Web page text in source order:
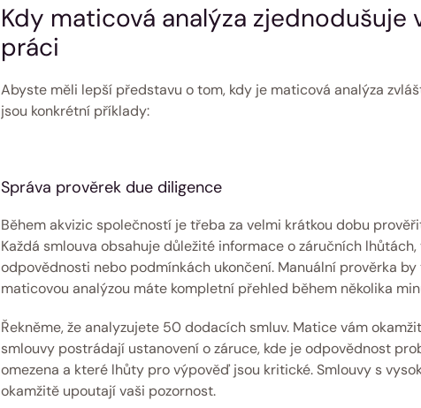
Kdy maticová analýza zjednodušuje
práci
Abyste měli lepší představu o tom, kdy je maticová analýza
jsou konkrétní příklady:
Správa prověrek due diligence
Během akvizic společností je třeba za velmi krátkou dobu
Každá smlouva obsahuje důležité informace o záručních lhůtách,
odpovědnosti nebo podmínkách ukončení. Manuální prověrka
maticovou analýzou máte kompletní přehled během několika
Řekněme, že analyzujete 50 dodacích smluv. Matice vám
smlouvy postrádají ustanovení o záruce, kde je odpovědnost
omezena a které lhůty pro výpověď jsou kritické. Smlouvy s
okamžitě upoutají vaši pozornost.